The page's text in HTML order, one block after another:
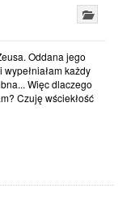
Oddana jego
każdy
Więc dlaczego
Czuję wściekłość